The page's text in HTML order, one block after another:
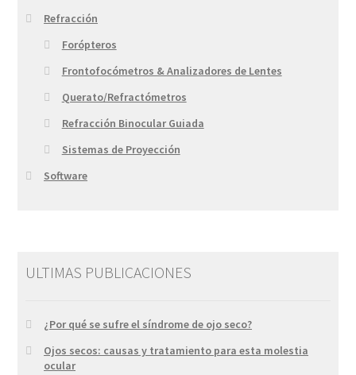
Refracción
Forópteros
Frontofocómetros & Analizadores de Lentes
Querato/Refractómetros
Refracción Binocular Guiada
Sistemas de Proyección
Software
ULTIMAS PUBLICACIONES
¿Por qué se sufre el síndrome de ojo seco?
Ojos secos: causas y tratamiento para esta molestia
ocular